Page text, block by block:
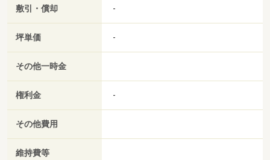
敷引・償却 -
坪単価 -
その他一時金
権利金 -
その他費用
維持費等